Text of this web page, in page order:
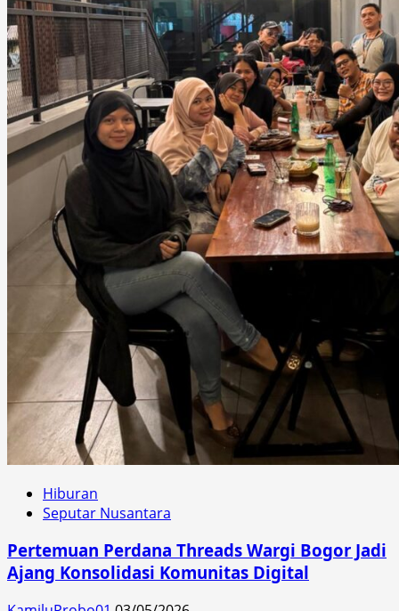
Hiburan
Seputar Nusantara
Pertemuan Perdana Threads Wargi Bogor Jadi
Ajang Konsolidasi Komunitas Digital